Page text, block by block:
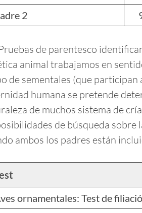
2
de parentesco
animal trabajamos en
de sementales (que participan
humana se pretende
de muchos sistema de
de búsqueda sobre
ambos los padres están
ornamentales: Test de